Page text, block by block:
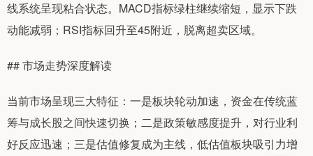
线系统呈现粘合状态。MACD指标绿柱继续缩短，显示下跌
动能减弱；RSI指标回升至45附近，脱离超卖区域。
## 市场走势深度解读
当前市场呈现三大特征：一是板块轮动加速，资金在传统蓝
筹与成长股之间快速切换；二是政策敏感度提升，对行业利
好反应迅速；三是估值修复成为主线，低估值板块吸引力增